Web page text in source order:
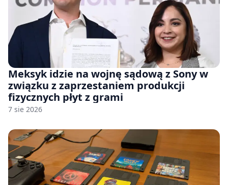
Meksyk idzie na wojnę sądową z Sony w
związku z zaprzestaniem produkcji
fizycznych płyt z grami
7 sie 2026